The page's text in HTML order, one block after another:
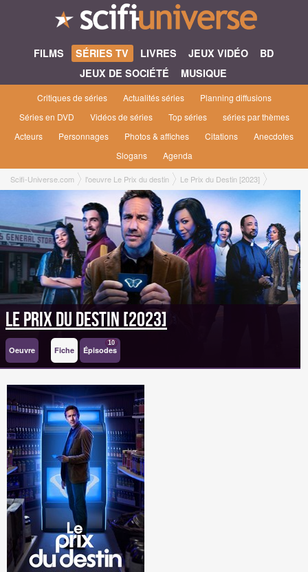
FILMS SÉRIES TV LIVRES JEUX VIDÉO
BD
JEUX DE SOCIÉTÉ
MUSIQUE
Critiques de séries Actualités séries
Planning diffusions
Séries en DVD
Vidéos de séries Top séries
séries par thèmes
Acteurs
Personnages Photos & affiches Citations
Anecdotes
Slogans
Agenda
Scifi-Universe.com l'oeuvre Le Prix du destin Le Prix du Destin [2023]
Le Prix du Destin [2023]
Oeuvre Fiche Épisodes
10